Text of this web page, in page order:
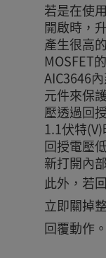
若是在使
開啟時，
產生很高
MOSFET
AIC3646
元件來保
壓透過回
1.1伏特
回授電壓
新打開內
此外，若
立即關掉
回覆動作。